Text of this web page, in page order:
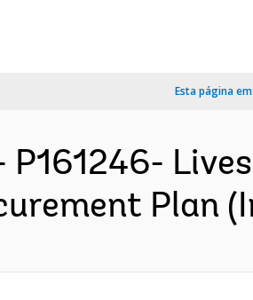
Esta página em:
P161246-
Plan